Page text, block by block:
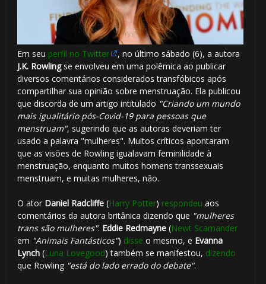
Em seu perfil no Twitter
, no último sábado (6), a autora
J.K. Rowlingse envolveu em uma polêmica ao publicar
diversos comentários considerados transfóbicos após
compartilhar sua opinião sobre menstruação. Ela publicou
que discorda de um artigo intitulado "Criando um mundo
mais igualitário pós-Covid-19 para pessoas que
menstruam", sugerindo que as autoras deveriam ter
usado a palavra "mulheres". Muitos críticos apontaram
que as visões de Rowling igualavam feminilidade à
menstruação, enquanto muitos homens transsexuais
menstruam, e muitas mulheres, não.
O ator Daniel Radcliffe(Harry Potter) respondeu aos
comentários da autora britânica dizendo que "mulheres
trans são mulheres". Eddie Redmayne(Newt Scamander
em "Animais Fantásticos") disse o mesmo, e Evanna
Lynch(Luna Lovegood) também se manifestou, dizendo
que Rowling "está do lado errado do debate".
🎈
🎂
⚡
🎈